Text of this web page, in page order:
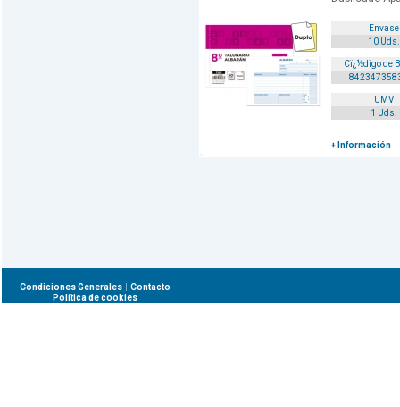
Envase
10 Uds.
Cï¿½digo de
UMV
1 Uds.
+ Información
Condiciones Generales| Contacto
Política de cookies